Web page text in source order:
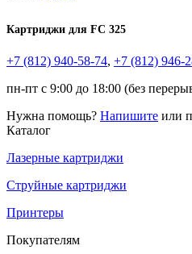
Картриджи для FC 325
+7 (812) 940-58-74, +7 (812) 946-
пн-пт с 9:00 до 18:00 (без
Нужна помощь? Напишите или
Каталог
Лазерные картриджи
Струйные картриджи
Принтеры
Покупателям